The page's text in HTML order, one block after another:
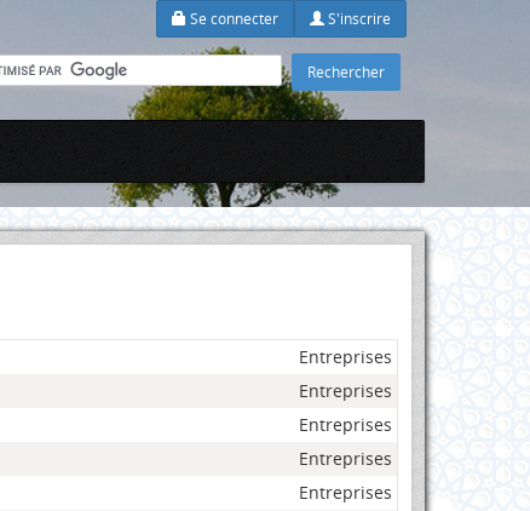
Se connecter S'inscrire
Entreprises
Entreprises
Entreprises
Entreprises
Entreprises